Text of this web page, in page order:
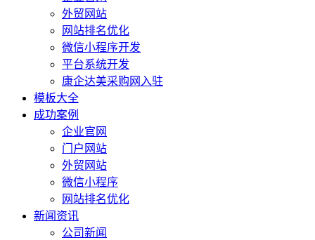
外贸网站
网站排名优化
微信小程序开发
平台系统开发
康企达美采购网入驻
模板大全
成功案例
企业官网
门户网站
外贸网站
微信小程序
网站排名优化
新闻资讯
公司新闻